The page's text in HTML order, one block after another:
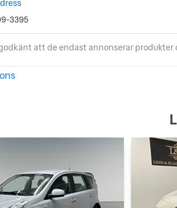
3395
att de endast annonserar